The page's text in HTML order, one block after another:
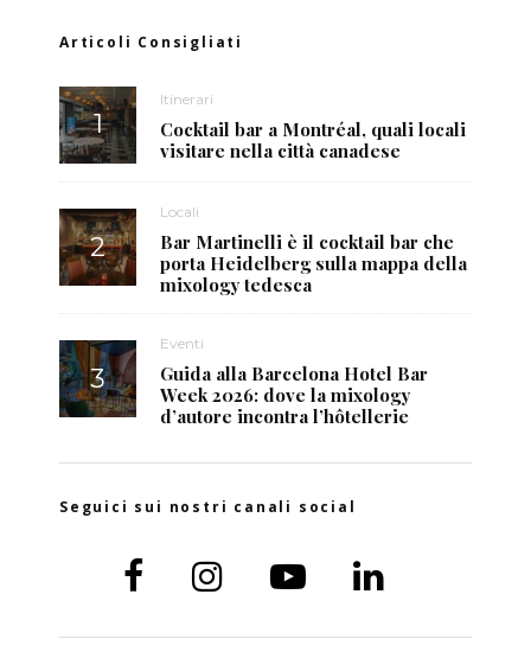
Articoli Consigliati
Itinerari
Cocktail bar a Montréal, quali locali
visitare nella città canadese
Locali
Bar Martinelli è il cocktail bar che
porta Heidelberg sulla mappa della
mixology tedesca
Eventi
Guida alla Barcelona Hotel Bar
Week 2026: dove la mixology
d’autore incontra l’hôtellerie
Seguici sui nostri canali social